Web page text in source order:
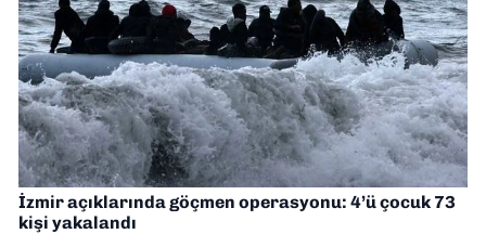
İzmir açıklarında göçmen operasyonu: 4’ü çocuk 73
kişi yakalandı